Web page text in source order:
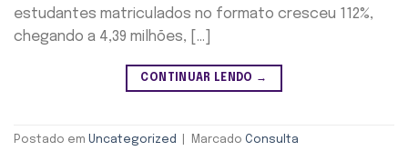
estudantes matriculados no formato cresceu 112%,
chegando a 4,39 milhões, […]
CONTINUAR LENDO →
Postado em Uncategorized Marcado Consulta